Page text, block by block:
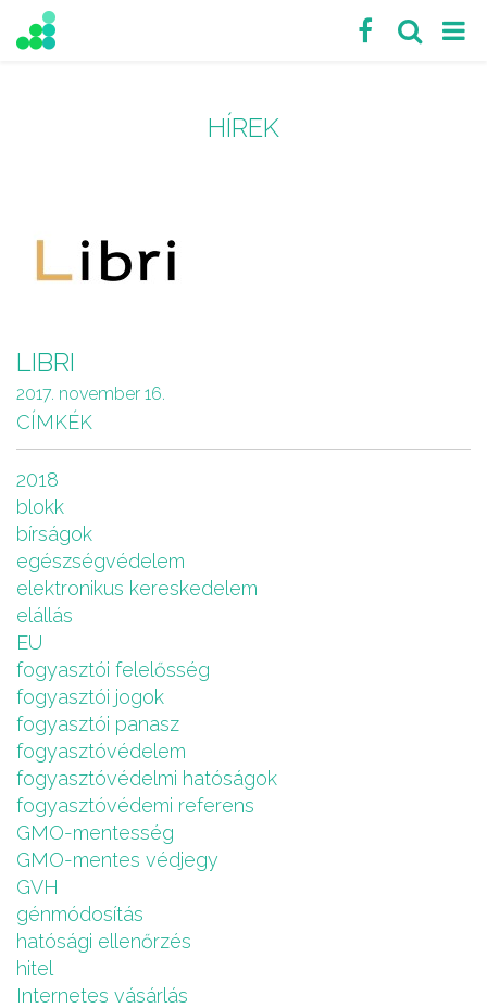
HÍREK
LIBRI
2017. november 16.
CÍMKÉK
2018
blokk
bírságok
egészségvédelem
elektronikus kereskedelem
elállás
EU
fogyasztói felelősség
fogyasztói jogok
fogyasztói panasz
fogyasztóvédelem
fogyasztóvédelmi hatóságok
fogyasztóvédemi referens
GMO-mentesség
GMO-mentes védjegy
GVH
génmódosítás
hatósági ellenőrzés
hitel
Internetes vásárlás